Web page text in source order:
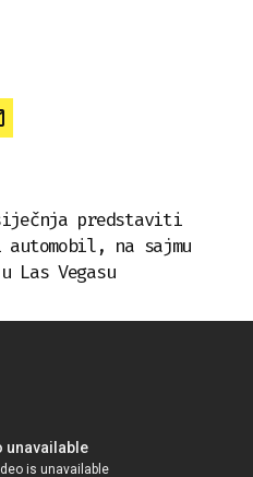
predstaviti
na sajmu
Las Vegasu